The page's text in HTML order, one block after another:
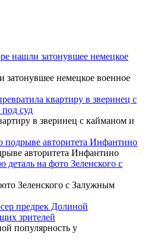
нашли затонувшее немецкое
квартиру в зверинец с
суд
авторитета Инфантино
на фото Зеленского с
предрек Долиной
зрителей